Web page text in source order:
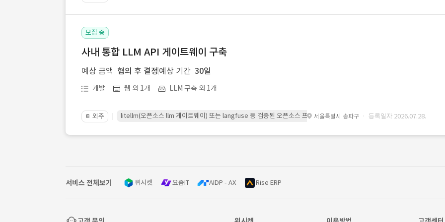
모집 중
사내 통합 LLM API 게이트웨이 구축
예상 금액 협의 후 결정 예상 기간 30일
개발 웹 외 1개 LLM 구축 외 1개
📔 외주 litellm(오픈소스 llm 게이트웨이) 또는 langfuse 등 검증된 오픈소스 프레임워크를 기반으로 시스템을 구축
서울특별시 송파구 · 등록일자 2026.07.28.
서비스 전체보기 위시켓 요즘IT AIDP - AX Rise ERP